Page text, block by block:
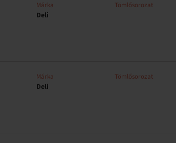
Márka
Deli
Tömlősorozat
Márka
Deli
Tömlősorozat